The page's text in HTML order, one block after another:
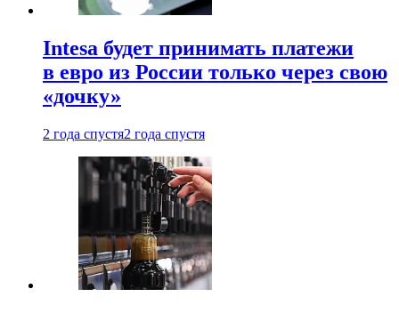
Intesa будет принимать платежи
в евро из России только через свою
«дочку»
2 года спустя2 года спустя